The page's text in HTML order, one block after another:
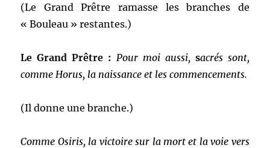
(Le Grand Prêtre ramasse les branches de
« Bouleau » restantes.)
Le Grand Prêtre : Pour moi aussi, sacrés sont,
comme Horus, la naissance et les commencements.
(Il donne une branche.)
Comme Osiris, la victoire sur la mort et la voie vers